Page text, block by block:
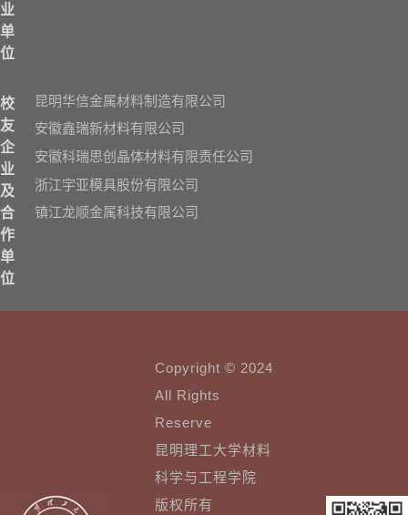
业
单
位
校
友
企
业
及
合
作
单
位
昆明华信金属材料制造有限公司
安徽鑫瑞新材料有限公司
安徽科瑞思创晶体材料有限责任公司
浙江宇亚模具股份有限公司
镇江龙顺金属科技有限公司
Copyright © 2024
All Rights
Reserve
昆明理工大学材料
科学与工程学院
版权所有